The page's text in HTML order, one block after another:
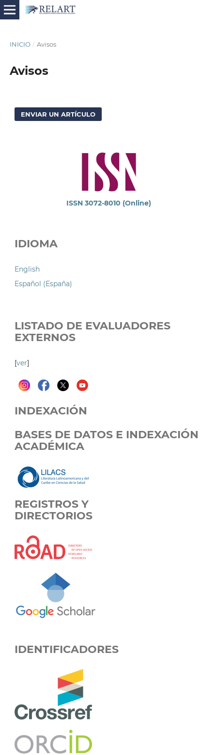
INICIO / Avisos
Avisos
ENVIAR UN ARTÍCULO
ISSN 3072-8010 (Online)
IDIOMA
English
Español (España)
LISTADO DE EVALUADORES
EXTERNOS
[ver]
INDEXACIÓN
BASES DE DATOS E INDEXACIÓN
ACADÉMICA
REGISTROS Y
DIRECTORIOS
IDENTIFICADORES